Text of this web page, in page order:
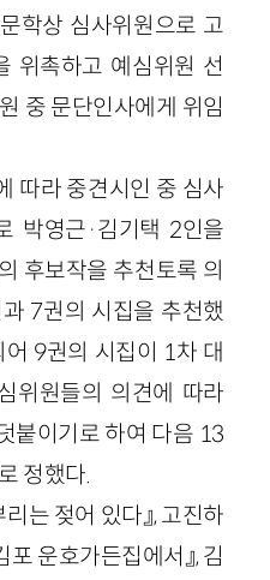
학상 심사위원으로 고
위촉하고 예심위원 선
중 문단인사에게 위임
따라 중견시인 중 심사
박영근·김기택 2인을
후보작을 추천토록 의
7권의 시집을 추천했
9권의 시집이 1차 대
위원들의 의견에 따라
붙이기로 하여 다음 13
정했다.
는 젖어 있다』, 고진하
포 운호가든집에서』, 김